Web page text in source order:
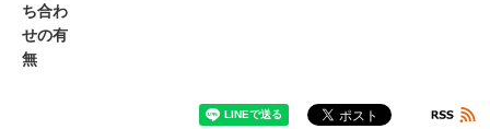
ち合わ
せの有
無